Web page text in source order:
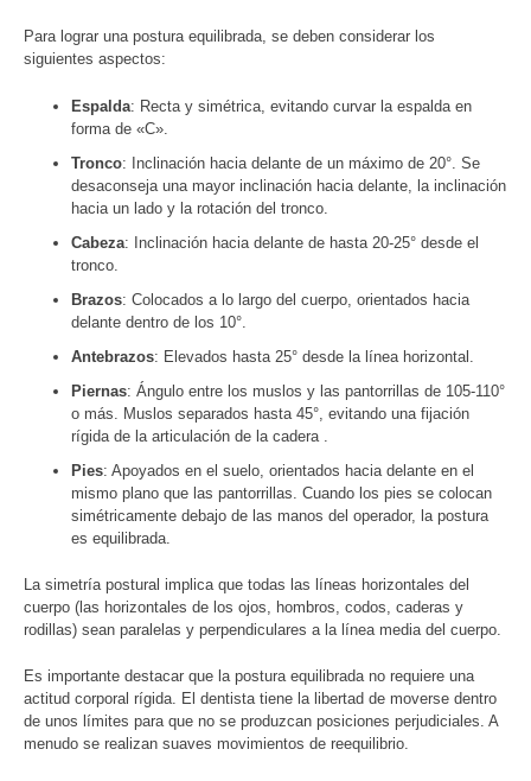
Para lograr una postura equilibrada, se deben considerar los
siguientes aspectos:
Espalda: Recta y simétrica, evitando curvar la espalda en
forma de «C».
Tronco: Inclinación hacia delante de un máximo de 20°. Se
desaconseja una mayor inclinación hacia delante, la inclinación
hacia un lado y la rotación del tronco.
Cabeza: Inclinación hacia delante de hasta 20-25° desde el
tronco.
Brazos: Colocados a lo largo del cuerpo, orientados hacia
delante dentro de los 10°.
Antebrazos: Elevados hasta 25° desde la línea horizontal.
Piernas: Ángulo entre los muslos y las pantorrillas de 105-110°
o más. Muslos separados hasta 45°, evitando una fijación
rígida de la articulación de la cadera .
Pies: Apoyados en el suelo, orientados hacia delante en el
mismo plano que las pantorrillas. Cuando los pies se colocan
simétricamente debajo de las manos del operador, la postura
es equilibrada.
La simetría postural implica que todas las líneas horizontales del
cuerpo (las horizontales de los ojos, hombros, codos, caderas y
rodillas) sean paralelas y perpendiculares a la línea media del cuerpo.
Es importante destacar que la postura equilibrada no requiere una
actitud corporal rígida. El dentista tiene la libertad de moverse dentro
de unos límites para que no se produzcan posiciones perjudiciales. A
menudo se realizan suaves movimientos de reequilibrio.